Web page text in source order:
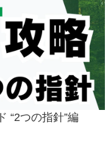
“2つの指針”編